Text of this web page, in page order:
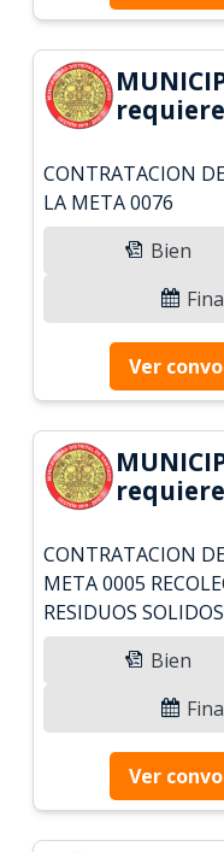
CONTRATACION
LA META 0076
Bien
Ver
CONTRATACION
META 0005
RESIDUOS
Bien
Ver